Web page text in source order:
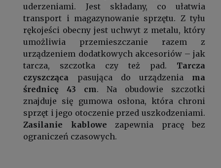
uderzeniami. Jest składany, co ułatwia
transport i magazynowanie sprzętu. Z tyłu
rękojeści obecny jest uchwyt z metalu, który
umożliwia przemieszczanie razem z
urządzeniem dodatkowych akcesoriów – jak
tarcza, szczotka czy też pad. Tarcza
czyszcząca pasująca do urządzeniama
średnicę 43 cm. Na obudowie szczotki
znajduje się gumowa osłona, która chroni
sprzęt i jego otoczenie przed uszkodzeniami.
Zasilanie kablowe zapewnia pracę bez
ograniczeń czasowych.